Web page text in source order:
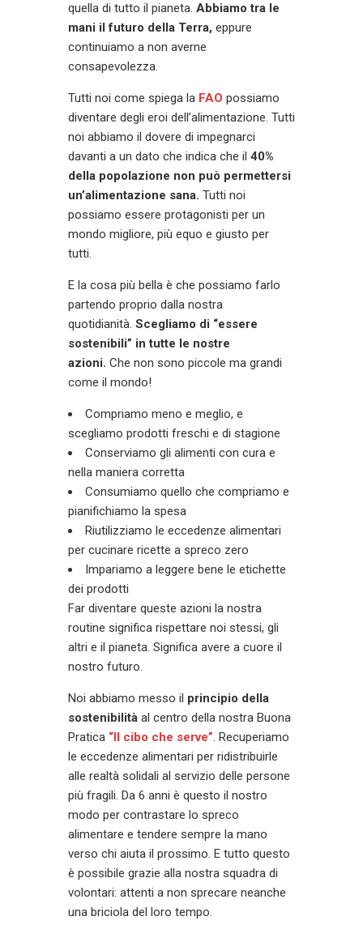
quella di tutto il pianeta. Abbiamo tra le
mani il futuro della Terra, eppure
continuiamo a non averne
consapevolezza.
Tutti noi come spiega la FAO possiamo
diventare degli eroi dell’alimentazione. Tutti
noi abbiamo il dovere di impegnarci
davanti a un dato che indica che il 40%
della popolazione non può permettersi
un’alimentazione sana. Tutti noi
possiamo essere protagonisti per un
mondo migliore, più equo e giusto per
tutti.
E la cosa più bella è che possiamo farlo
partendo proprio dalla nostra
quotidianità. Scegliamo di “essere
sostenibili” in tutte le nostre
azioni. Che non sono piccole ma grandi
come il mondo!
Compriamo meno e meglio, e
scegliamo prodotti freschi e di stagione
Conserviamo gli alimenti con cura e
nella maniera corretta
Consumiamo quello che compriamo e
pianifichiamo la spesa
Riutilizziamo le eccedenze alimentari
per cucinare ricette a spreco zero
Impariamo a leggere bene le etichette
dei prodotti
Far diventare queste azioni la nostra
routine significa rispettare noi stessi, gli
altri e il pianeta. Significa avere a cuore il
nostro futuro.
Noi abbiamo messo il principio della
sostenibilità al centro della nostra Buona
Pratica “Il cibo che serve”. Recuperiamo
le eccedenze alimentari per ridistribuirle
alle realtà solidali al servizio delle persone
più fragili. Da 6 anni è questo il nostro
modo per contrastare lo spreco
alimentare e tendere sempre la mano
verso chi aiuta il prossimo. E tutto questo
è possibile grazie alla nostra squadra di
volontari: attenti a non sprecare neanche
una briciola del loro tempo.